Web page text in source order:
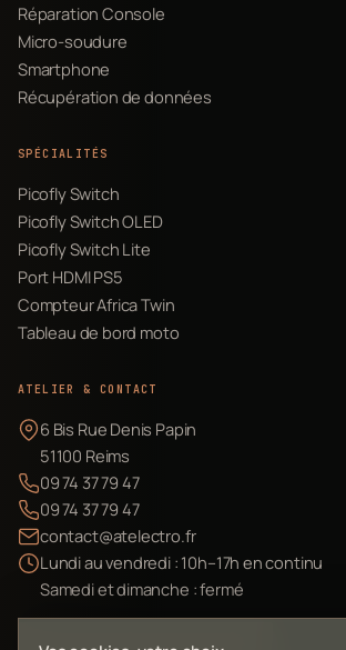
Réparation Console
Micro-soudure
Smartphone
Récupération de données
SPÉCIALITÉS
Picofly Switch
Picofly Switch OLED
Picofly Switch Lite
Port HDMI PS5
Compteur Africa Twin
Tableau de bord moto
ATELIER & CONTACT
6 Bis Rue Denis Papin
51100 Reims
09 74 37 79 47
09 74 37 79 47
contact@atelectro.fr
Lundi au vendredi : 10h–17h en continu
Samedi et dimanche : fermé